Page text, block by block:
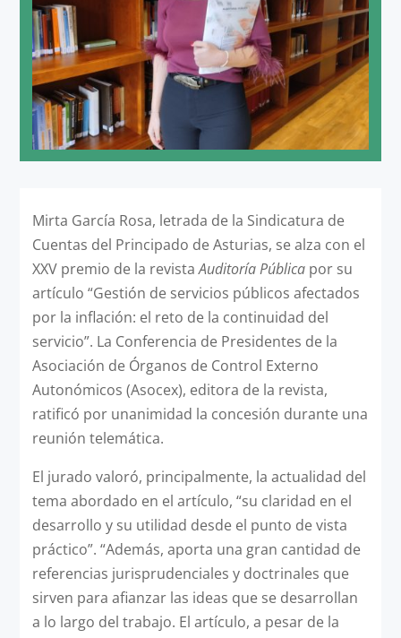
Mirta García Rosa, letrada de la Sindicatura de
Cuentas del Principado de Asturias, se alza con el
XXV premio de la revistaAuditoría Públicapor su
artículo “Gestión de servicios públicos afectados
por la inflación: el reto de la continuidad del
servicio”. La Conferencia de Presidentes de la
Asociación de Órganos de Control Externo
Autonómicos (Asocex), editora de la revista,
ratificó por unanimidad la concesión durante una
reunión telemática.
El jurado valoró, principalmente, la actualidad del
tema abordado en el artículo, “su claridad en el
desarrollo y su utilidad desde el punto de vista
práctico”. “Además, aporta una gran cantidad de
referencias jurisprudenciales y doctrinales que
sirven para afianzar las ideas que se desarrollan
a lo largo del trabajo. El artículo, a pesar de la